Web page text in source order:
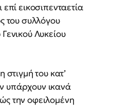
εικοσιπενταετία
του συλλόγου
Λυκείου
του κατ’
υπάρχουν ικανά
την οφειλομένη